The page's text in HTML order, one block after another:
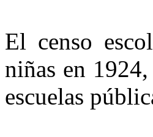
El censo
niñas en
escuelas